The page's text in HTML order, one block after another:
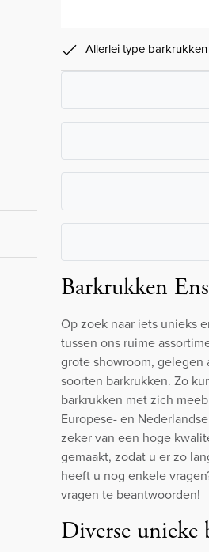
Allerlei type barkrukken
Barkrukken
Op zoek naar iets unieks
tussen ons ruime
grote showroom,
soorten barkrukken. Zo
barkrukken met zich
Europese- en
zeker van een hoge
gemaakt, zodat u er zo
heeft u nog enkele
vragen te beantwoorden!
Diverse